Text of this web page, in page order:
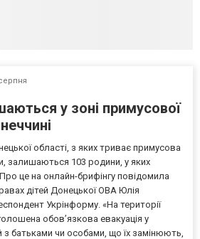
у зоні примусової
області, з яких триває примусова
залишаються 103 родини, у яких
це на онлайн-брифінгу повідомила
дітей Донецької ОВА Юлія
Укрінформу. «На території
обов’язкова евакуація у
з батьками чи особами, що їх замінюють,